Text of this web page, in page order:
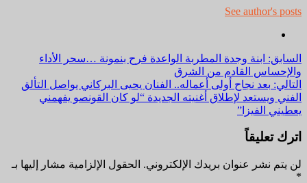
See author's posts
مواصلة
القراءة
السابق: ابنة وجدة المطربة الواعدة فرح بنمونة …سحر الأداء
والإحساس القادم من الشرق
التالي: بعد نجاح أولى أعماله.. الفنان يحيى البركاني يواصل التألق
الفني ويستعد لإطلاق أغنيته الجديدة “لو كان القونصو يفهمني
يعطيني الفيزا”
اترك تعليقاً
لن يتم نشر عنوان بريدك الإلكتروني. الحقول الإلزامية مشار إليها بـ
*